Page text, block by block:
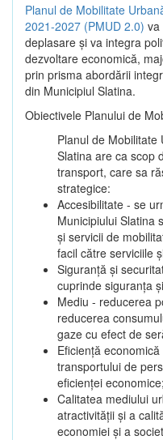
Planul de Mobilitate
2021-2027 (PMUD 2.0) va
deplasare și va integra
dezvoltare economică,
prin prisma abordării
din Municipiul Slatina.
Obiectivele Planului de
Planul de Mobilitate
Slatina are ca scop
transport, care sa
strategice:
Accesibilitate - se
Municipiului Slatina
și servicii de
facil către serviciile
Siguranță și
cuprinde siguranța
Mediu - reducerea
reducerea
gaze cu efect de
Eficiență
transportului de
eficienței economice;
Calitatea mediului
atractivității și a
economiei și a